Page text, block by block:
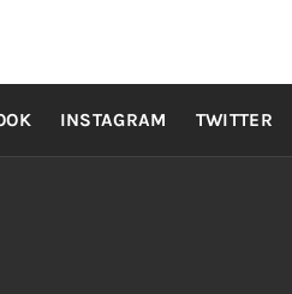
INSTAGRAM TWITTER